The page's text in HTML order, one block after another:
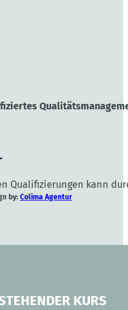
Qualifizierungen kann
by: Colima Agentur
KURS